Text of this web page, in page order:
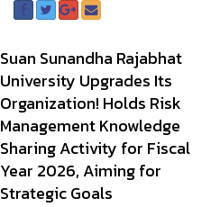
Suan Sunandha Rajabhat
University Upgrades Its
Organization! Holds Risk
Management Knowledge
Sharing Activity for Fiscal
Year 2026, Aiming for
Strategic Goals